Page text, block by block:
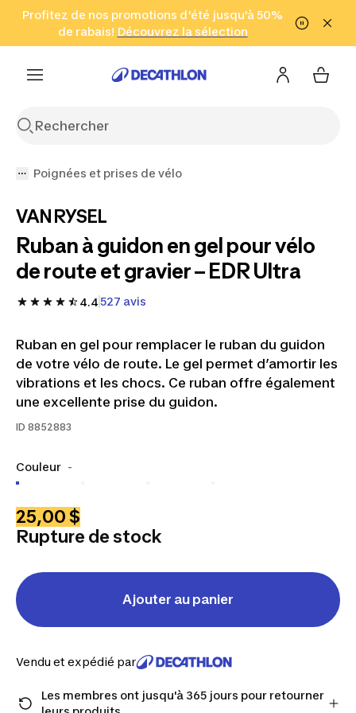
Aller à la recherche Aller au contenu Aller au pied de
Profitez de nos promotions d'été jusqu'à 50%
de rabais! Découvrez la sélection
Cliquez ici
en seulement 2 h!
(Zones sélectionnées)
Poignées et prises de vélo
VAN RYSEL
Ruban à guidon en gel pour vélo
de route et gravier – EDR Ultra
4.4527 avis
Ruban en gel pour remplacer le ruban du guidon
de votre vélo de route. Le gel permet d’amortir les
vibrations et les chocs. Ce ruban offre également
une excellente prise du guidon.
ID 8852883
Couleur -
25,00 $
Rupture de stock
Ajouter au panier
Vendu et expédié par
Les membres ont jusqu'à 365 jours pour retourner